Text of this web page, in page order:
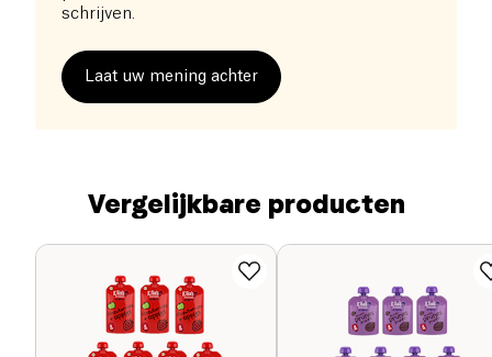
schrijven.
Laat uw mening achter
Vergelijkbare producten